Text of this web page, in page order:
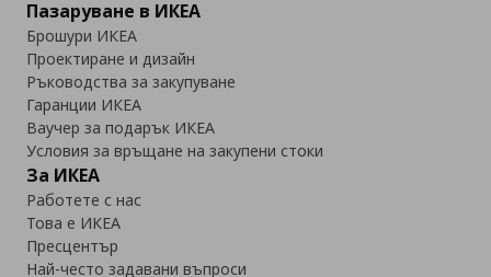
Пазаруване в ИКЕА
Брошури ИКЕА
Проектиране и дизайн
Ръководства за закупуване
Гаранции ИКЕА
Ваучер за подарък ИКЕА
Условия за връщане на закупени стоки
За ИКЕА
Работете с нас
Това е ИКЕА
Пресцентър
Най-често задавани въпроси